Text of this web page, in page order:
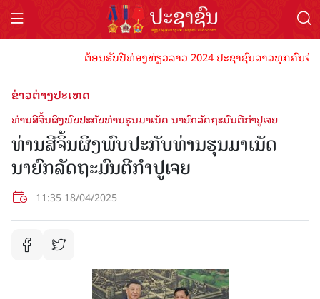
ຕ້ອນຮັບປີທ່ອງທ່ຽວລາວ 2024 ປະຊາຊົນລາວທຸກຄົນຈົ່ງ
ຂ່າວຕ່າງປະເທດ
ທ່ານສີຈິ້ນຜິງພົບປະກັບທ່ານຮຸນມາເນັດ ນາຍົກລັດຖະມົນຕີກຳປູເຈຍ
ທ່ານສີຈິ້ນຜິງພົບປະກັບທ່ານຮຸນມາເນັດ
ນາຍົກລັດຖະມົນຕີກຳປູເຈຍ
11:35 18/04/2025